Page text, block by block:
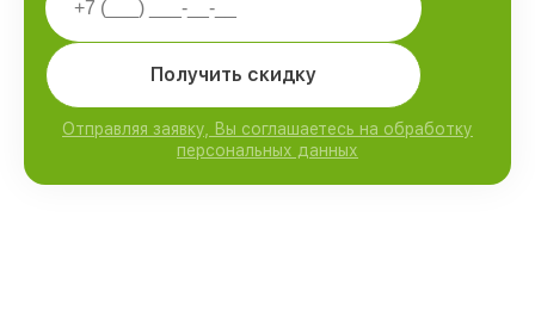
Получить скидку
Отправляя заявку, Вы соглашаетесь на обработку
персональных данных